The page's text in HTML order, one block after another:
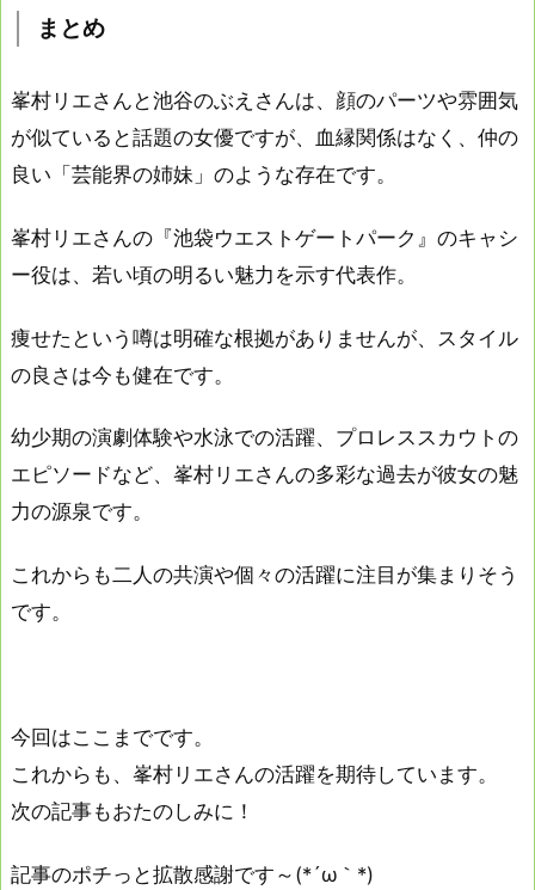
まとめ
峯村リエさんと池谷のぶえさんは、顔のパーツや雰囲気
が似ていると話題の女優ですが、血縁関係はなく、仲の
良い「芸能界の姉妹」のような存在です。
峯村リエさんの『池袋ウエストゲートパーク』のキャシ
ー役は、若い頃の明るい魅力を示す代表作。
痩せたという噂は明確な根拠がありませんが、スタイル
の良さは今も健在です。
幼少期の演劇体験や水泳での活躍、プロレススカウトの
エピソードなど、峯村リエさんの多彩な過去が彼女の魅
力の源泉です。
これからも二人の共演や個々の活躍に注目が集まりそう
です。
今回はここまでです。
これからも、峯村リエさんの活躍を期待しています。
次の記事もおたのしみに！
記事のポチっと拡散感謝です～(*´ω｀*)